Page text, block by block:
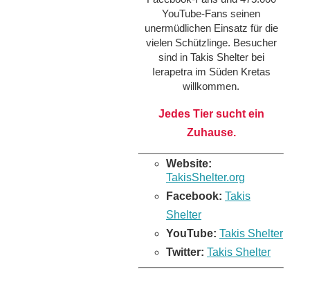
YouTube-Fans seinen
unermüdlichen Einsatz für die
vielen Schützlinge. Besucher
sind in Takis Shelter bei
Ierapetra im Süden Kretas
willkommen.
Jedes Tier sucht ein
Zuhause.
Website:
TakisShelter.org
Facebook: Takis
Shelter
YouTube: Takis Shelter
Twitter: Takis Shelter